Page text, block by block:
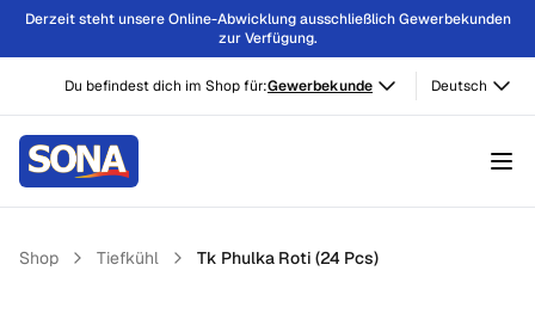
Derzeit steht unsere Online-Abwicklung ausschließlich Gewerbekunden
zur Verfügung.
Du befindest dich im Shop für:Gewerbekunde Deutsch
Shop Tiefkühl Tk Phulka Roti (24 Pcs)